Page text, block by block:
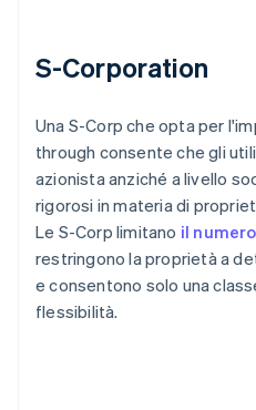
S-Corporation
Una S-Corp che opta per
through consente che gli
azionista anziché a livello
rigorosi in materia di
Le S-Corp limitano il
restringono la proprietà a
e consentono solo una
flessibilità.